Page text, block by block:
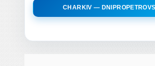
CHARKIV —